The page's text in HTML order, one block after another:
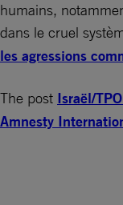
humains,
dans le cruel
les agressions
The post Israël/
Amnesty